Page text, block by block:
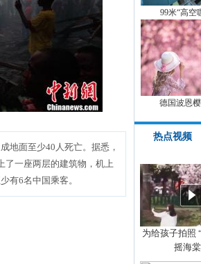
地面至少40人死亡。据悉，
了一座两层的建筑物，机上
有6名中国乘客。
99米“高空
德国波恩
热点视频
为给孩子拍照
摇海